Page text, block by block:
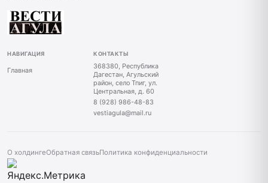
НАВИГАЦИЯ
Главная
КОНТАКТЫ
368380, Республика
Дагестан, Агульский
район, село Тпиг, ул.
Центральная, д. 60
8 (928) 986-48-83
vestiagula@mail.ru
О холдингеОбратная связьПолитика конфиденциальности